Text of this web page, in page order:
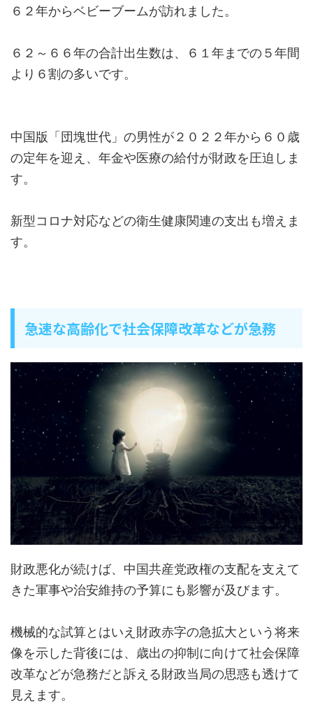
６２年からベビーブームが訪れました。
６２～６６年の合計出生数は、６１年までの５年間
より６割の多いです。
中国版「団塊世代」の男性が２０２２年から６０歳
の定年を迎え、年金や医療の給付が財政を圧迫しま
す。
新型コロナ対応などの衛生健康関連の支出も増えま
す。
急速な高齢化で社会保障改革などが急務
財政悪化が続けば、中国共産党政権の支配を支えて
きた軍事や治安維持の予算にも影響が及びます。
機械的な試算とはいえ財政赤字の急拡大という将来
像を示した背後には、歳出の抑制に向けて社会保障
改革などが急務だと訴える財政当局の思惑も透けて
見えます。